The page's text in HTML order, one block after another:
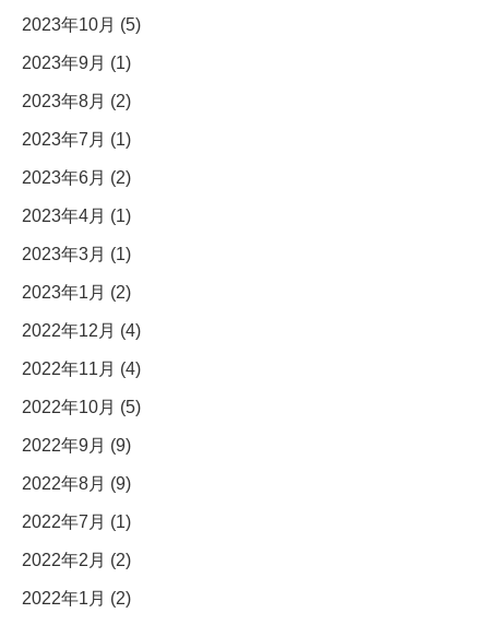
2023年10月 (5)
2023年9月 (1)
2023年8月 (2)
2023年7月 (1)
2023年6月 (2)
2023年4月 (1)
2023年3月 (1)
2023年1月 (2)
2022年12月 (4)
2022年11月 (4)
2022年10月 (5)
2022年9月 (9)
2022年8月 (9)
2022年7月 (1)
2022年2月 (2)
2022年1月 (2)